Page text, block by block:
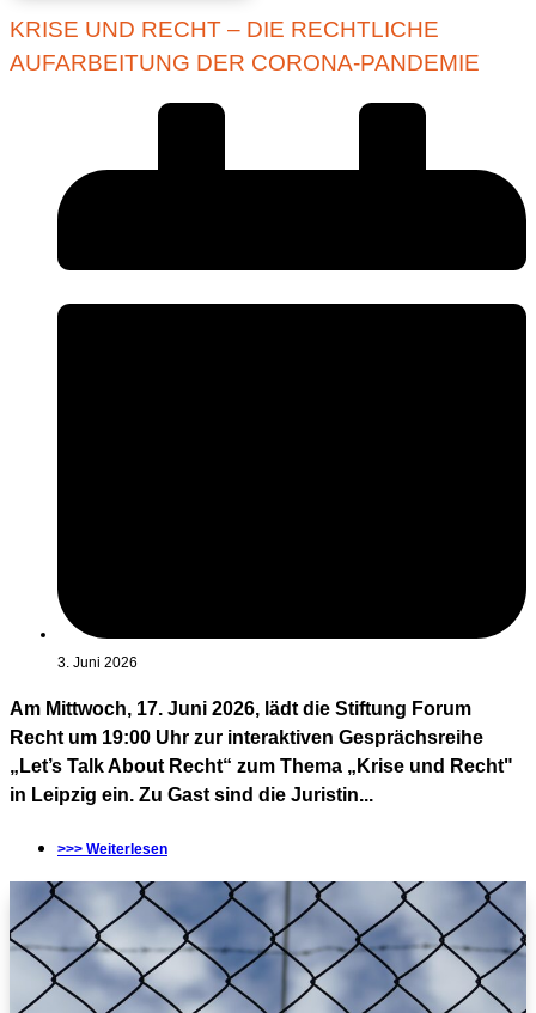
KRISE UND RECHT – DIE RECHTLICHE
AUFARBEITUNG DER CORONA-PANDEMIE
3. Juni 2026
Am Mittwoch, 17. Juni 2026, lädt die Stiftung Forum
Recht um 19:00 Uhr zur interaktiven Gesprächsreihe
„Let’s Talk About Recht“ zum Thema „Krise und Recht"
in Leipzig ein. Zu Gast sind die Juristin...
>>> Weiterlesen